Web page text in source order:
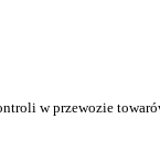
w przewozie